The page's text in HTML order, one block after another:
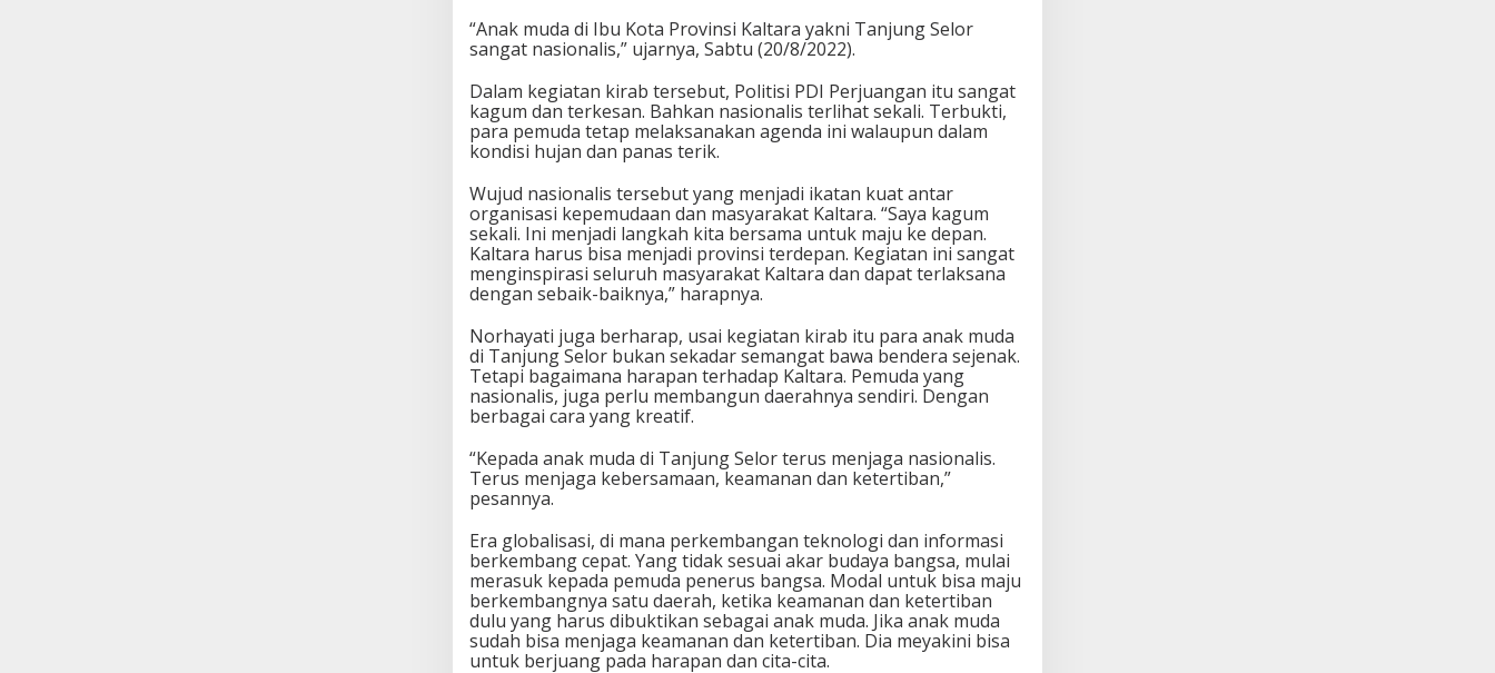
“Anak muda di Ibu Kota Provinsi Kaltara yakni Tanjung Selor
sangat nasionalis,” ujarnya, Sabtu (20/8/2022).
Dalam kegiatan kirab tersebut, Politisi PDI Perjuangan itu sangat
kagum dan terkesan. Bahkan nasionalis terlihat sekali. Terbukti,
para pemuda tetap melaksanakan agenda ini walaupun dalam
kondisi hujan dan panas terik.
Wujud nasionalis tersebut yang menjadi ikatan kuat antar
organisasi kepemudaan dan masyarakat Kaltara. “Saya kagum
sekali. Ini menjadi langkah kita bersama untuk maju ke depan.
Kaltara harus bisa menjadi provinsi terdepan. Kegiatan ini sangat
menginspirasi seluruh masyarakat Kaltara dan dapat terlaksana
dengan sebaik-baiknya,” harapnya.
Norhayati juga berharap, usai kegiatan kirab itu para anak muda
di Tanjung Selor bukan sekadar semangat bawa bendera sejenak.
Tetapi bagaimana harapan terhadap Kaltara. Pemuda yang
nasionalis, juga perlu membangun daerahnya sendiri. Dengan
berbagai cara yang kreatif.
“Kepada anak muda di Tanjung Selor terus menjaga nasionalis.
Terus menjaga kebersamaan, keamanan dan ketertiban,”
pesannya.
Era globalisasi, di mana perkembangan teknologi dan informasi
berkembang cepat. Yang tidak sesuai akar budaya bangsa, mulai
merasuk kepada pemuda penerus bangsa. Modal untuk bisa maju
berkembangnya satu daerah, ketika keamanan dan ketertiban
dulu yang harus dibuktikan sebagai anak muda. Jika anak muda
sudah bisa menjaga keamanan dan ketertiban. Dia meyakini bisa
untuk berjuang pada harapan dan cita-cita.